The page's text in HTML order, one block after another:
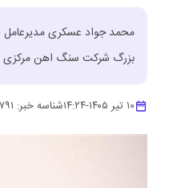
محمد جواد عسکری مدیرعامل
بزرگ شرکت سنگ اهن مرکزی
۱۰ تیر ۱۴۰۵ -۱۴:۲۴شناسه خبر: